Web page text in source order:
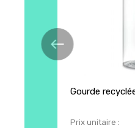
Gourde
Prix unitaire :